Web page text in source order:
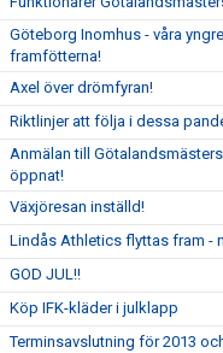
Göteborg Inomhus - våra
framfötterna!
Axel över drömfyran!
Riktlinjer att följa i dessa
Anmälan till
öppnat!
Växjöresan inställd!
Lindås Athletics flyttas fram -
GOD JUL!!
Köp IFK-kläder i julklapp
Terminsavslutning för 2013